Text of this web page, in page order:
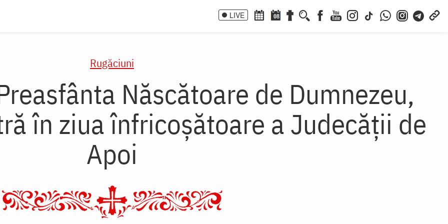
LIVE 08
Rugăciuni
Născătoare de Dumnezeu,
în ziua înfricoșătoare a Judecății de
Apoi